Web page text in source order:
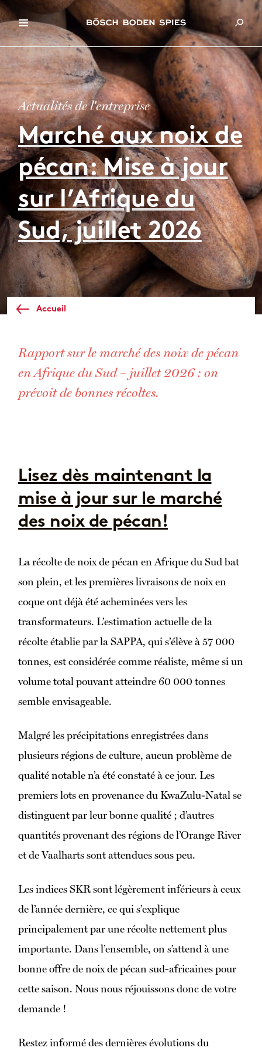
Actualités de l'entreprise
Marché aux noix de
pécan: Mise à jour
sur l’Afrique du
Sud, juillet 2026
Accueil
Rapport sur le marché des noix de pécan
en Afrique du Sud – juillet 2026 : on
prévoit de bonnes récoltes.
Lisez dès maintenant la
mise à jour sur le marché
des noix de pécan!
La récolte de noix de pécan en Afrique du Sud bat
son plein, et les premières livraisons de noix en
coque ont déjà été acheminées vers les
transformateurs. L’estimation actuelle de la
récolte établie par la SAPPA, qui s’élève à 57 000
tonnes, est considérée comme réaliste, même si un
volume total pouvant atteindre 60 000 tonnes
semble envisageable.
Malgré les précipitations enregistrées dans
plusieurs régions de culture, aucun problème de
qualité notable n’a été constaté à ce jour. Les
premiers lots en provenance du KwaZulu-Natal se
distinguent par leur bonne qualité ; d’autres
quantités provenant des régions de l’Orange River
et de Vaalharts sont attendues sous peu.
Les indices SKR sont légèrement inférieurs à ceux
de l’année dernière, ce qui s’explique
principalement par une récolte nettement plus
importante. Dans l’ensemble, on s’attend à une
bonne offre de noix de pécan sud-africaines pour
cette saison. Nous nous réjouissons donc de votre
demande !
Restez informé des dernières évolutions du